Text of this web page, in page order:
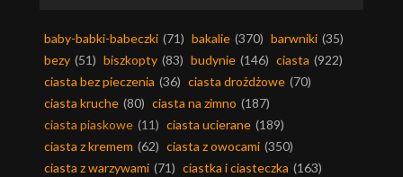
baby-babki-babeczki (71) bakalie (370) barwniki (35)
bezy (51) biszkopty (83) budynie (146) ciasta (922)
ciasta bez pieczenia (36) ciasta drożdżowe (70)
ciasta kruche (80) ciasta na zimno (187)
ciasta piaskowe (11) ciasta ucierane (189)
ciasta z kremem (62) ciasta z owocami (350)
ciasta z warzywami (71) ciastka i ciasteczka (163)